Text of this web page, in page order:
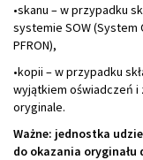
•skanu – w przypadku
systemie SOW (System
PFRON),
•kopii – w przypadku
wyjątkiem oświadczeń i
oryginale.
Ważne: jednostka
do okazania oryginału